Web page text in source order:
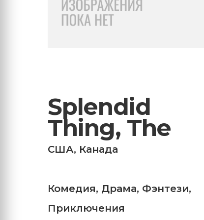
Splendid
Thing, The
США, Канада
Комедия, Драма, Фэнтези,
Приключения